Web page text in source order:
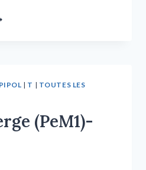
PIPOL | T | TOUTES LES
(PeM1)-